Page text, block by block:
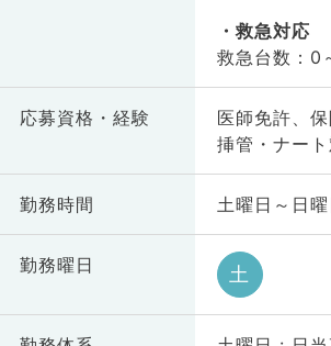
救急対応
救急台数：0
応募資格・ 経験
医師免許、
挿管・ナー
勤務時間 土曜日～日
勤務曜日 土